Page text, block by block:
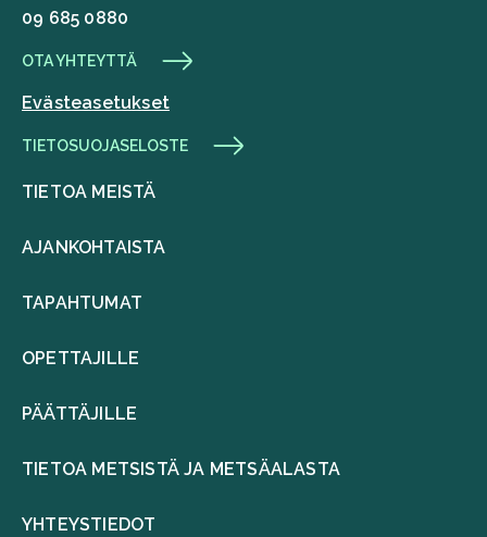
09 685 0880
OTA YHTEYTTÄ
Evästeasetukset
TIETOSUOJASELOSTE
TIETOA MEISTÄ
AJANKOHTAISTA
TAPAHTUMAT
OPETTAJILLE
PÄÄTTÄJILLE
TIETOA METSISTÄ JA METSÄALASTA
YHTEYSTIEDOT